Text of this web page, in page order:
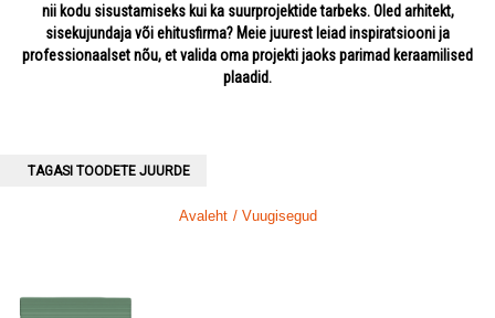
nii kodu sisustamiseks kui ka suurprojektide tarbeks. Oled arhitekt,
sisekujundaja või ehitusfirma? Meie juurest leiad inspiratsiooni ja
professionaalset nõu, et valida oma projekti jaoks parimad keraamilised
plaadid.
TAGASI TOODETE JUURDE
Avaleht / Vuugisegud